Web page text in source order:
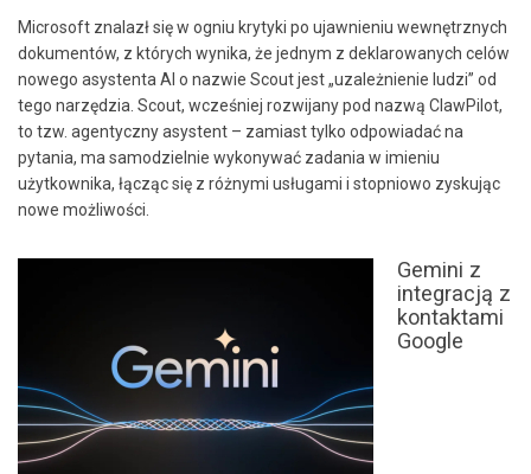
Microsoft znalazł się w ogniu krytyki po ujawnieniu wewnętrznych
dokumentów, z których wynika, że jednym z deklarowanych celów
nowego asystenta AI o nazwie Scout jest „uzależnienie ludzi” od
tego narzędzia. Scout, wcześniej rozwijany pod nazwą ClawPilot,
to tzw. agentyczny asystent – zamiast tylko odpowiadać na
pytania, ma samodzielnie wykonywać zadania w imieniu
użytkownika, łącząc się z różnymi usługami i stopniowo zyskując
nowe możliwości.
Gemini z
integracją z
kontaktami
Google